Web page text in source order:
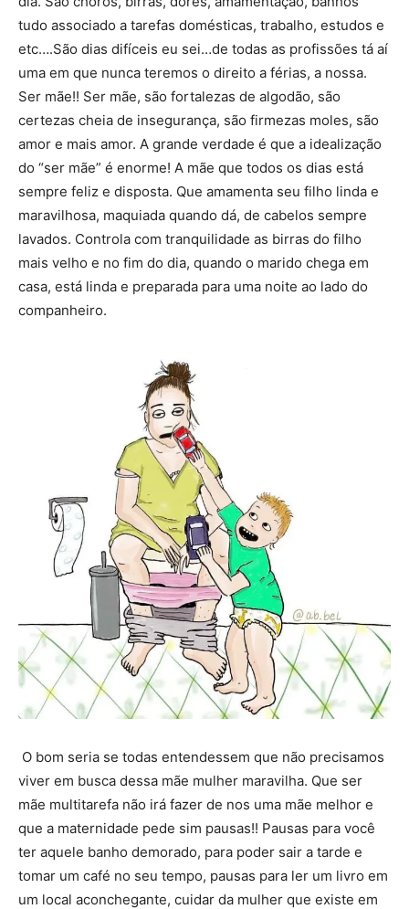
tudo associado a tarefas domésticas, trabalho, estudos e
etc….São dias difíceis eu sei…de todas as profissões tá aí
uma em que nunca teremos o direito a férias, a nossa.
Ser mãe!! Ser mãe, são fortalezas de algodão, são
certezas cheia de insegurança, são firmezas moles, são
amor e mais amor. A grande verdade é que a idealização
do “ser mãe” é enorme! A mãe que todos os dias está
sempre feliz e disposta. Que amamenta seu filho linda e
maravilhosa, maquiada quando dá, de cabelos sempre
lavados. Controla com tranquilidade as birras do filho
mais velho e no fim do dia, quando o marido chega em
casa, está linda e preparada para uma noite ao lado do
companheiro.
O bom seria se todas entendessem que não precisamos
viver em busca dessa mãe mulher maravilha. Que ser
mãe multitarefa não irá fazer de nos uma mãe melhor e
que a maternidade pede sim pausas!! Pausas para você
ter aquele banho demorado, para poder sair a tarde e
tomar um café no seu tempo, pausas para ler um livro em
um local aconchegante, cuidar da mulher que existe em